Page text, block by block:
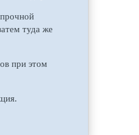
туда же
при этом